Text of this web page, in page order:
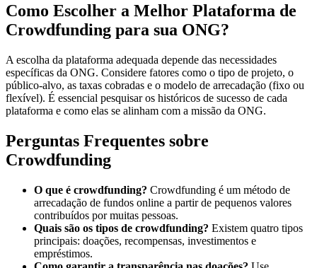
Como Escolher a Melhor Plataforma de
Crowdfunding para sua ONG?
A escolha da plataforma adequada depende das necessidades
específicas da ONG. Considere fatores como o tipo de projeto, o
público-alvo, as taxas cobradas e o modelo de arrecadação (fixo ou
flexível). É essencial pesquisar os históricos de sucesso de cada
plataforma e como elas se alinham com a missão da ONG.
Perguntas Frequentes sobre
Crowdfunding
O que é crowdfunding? Crowdfunding é um método de
arrecadação de fundos online a partir de pequenos valores
contribuídos por muitas pessoas.
Quais são os tipos de crowdfunding? Existem quatro tipos
principais: doações, recompensas, investimentos e
empréstimos.